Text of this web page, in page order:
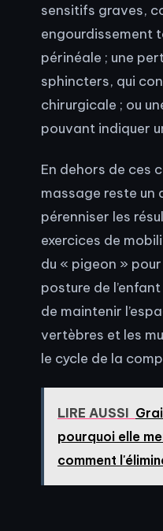
sensitifs graves,
engourdissement
périnéale ; une
sphincters, qui
chirurgicale ; ou
pouvant indiquer
En dehors de ces
massage reste un
pérenniser les
exercices de
du « pigeon »
posture de
de maintenir
vertèbres et les
le cycle de la
LIRE AUSSI
pourquoi elle
comment